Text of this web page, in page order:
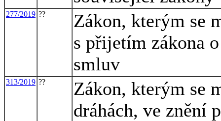
277/2019 ??
Zákon, kterým se
s přijetím zákona
smluv
313/2019 ??
Zákon, kterým se
dráhách, ve znění